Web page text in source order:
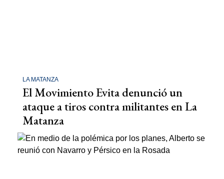
LA MATANZA
El Movimiento Evita denunció un
ataque a tiros contra militantes en La
Matanza